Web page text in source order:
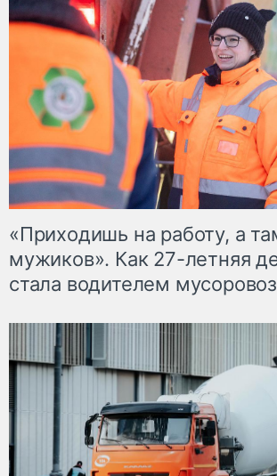
«Приходишь на работу, а
мужиков». Как 27-летняя
стала водителем